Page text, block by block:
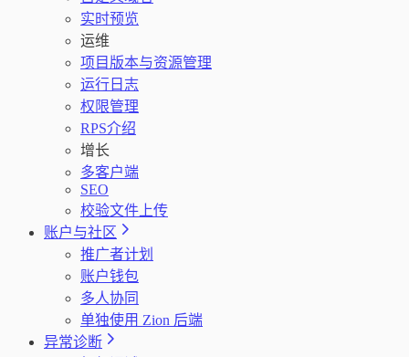
实时预览
运维
项目版本与资源管理
运行日志
权限管理
RPS介绍
增长
多客户端
SEO
校验文件上传
账户与社区
推广者计划
账户钱包
多人协同
单独使用 Zion 后端
异常诊断